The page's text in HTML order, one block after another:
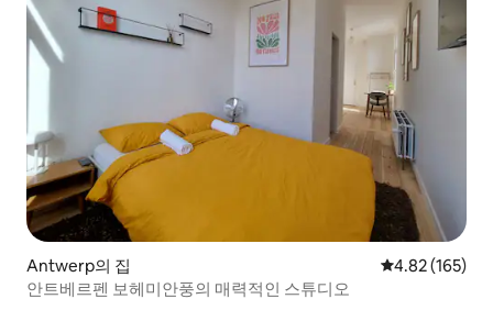
Antwerp의 집 평점 4.82점(5
4.82 (165)
안트베르펜 보헤미안풍의 매력적인 스튜디오